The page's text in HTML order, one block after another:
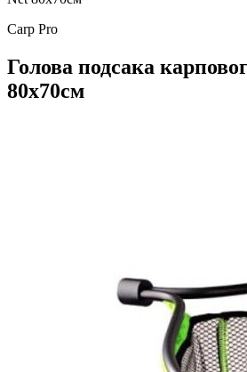
Carp Pro
Голова подсакa
80х70см